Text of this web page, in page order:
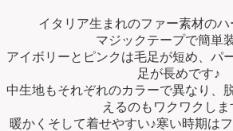
イタリア生まれのファー素材の
マジックテープで簡単
アイボリーとピンクは毛足が短め、パ
足が長めです♪
中生地もそれぞれのカラーで異なり、
えるのもワクワクしま
暖かくそして着せやすい♪寒い時期は